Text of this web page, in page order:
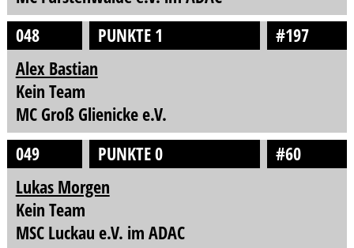
048
PUNKTE 1
#197
Alex Bastian
Kein Team
MC Groß Glienicke e.V.
049
PUNKTE 0
#60
Lukas Morgen
Kein Team
MSC Luckau e.V. im ADAC